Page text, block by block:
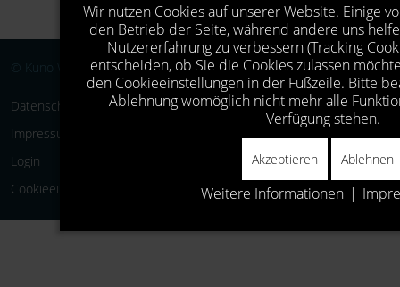
Gutachten
© Kuno Wittmann Stb 2026
Datenschutz
Impressum
Login
Cookieeinstellungen
Wir nutzen Cookies auf unserer Website. Einige
den Betrieb der Seite, während andere uns
Nutzererfahrung zu verbessern (Tracking
entscheiden, ob Sie die Cookies zulassen
den Cookieeinstellungen in der Fußzeile. Bitte
Ablehnung womöglich nicht mehr alle
Verfügung stehen.
Akzeptieren Ablehnen
Weitere Informationen |